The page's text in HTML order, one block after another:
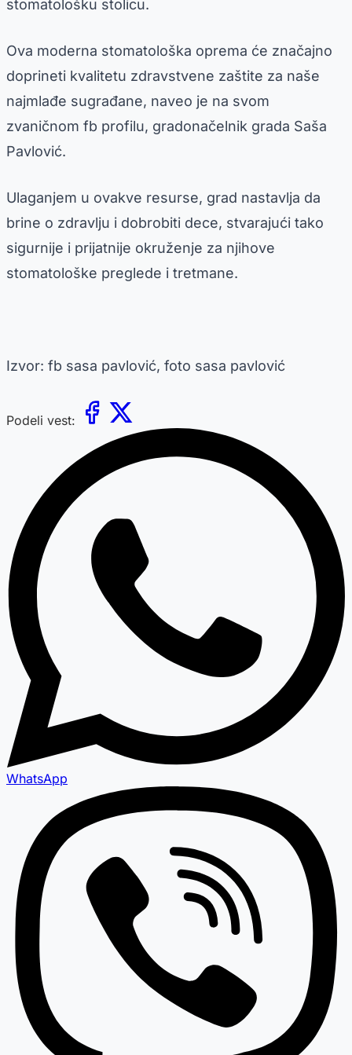
stomatološku stolicu.
Ova moderna stomatološka oprema će značajno
doprineti kvalitetu zdravstvene zaštite za naše
najmlađe sugrađane, naveo je na svom
zvaničnom fb profilu, gradonačelnik grada Saša
Pavlović.
Ulaganjem u ovakve resurse, grad nastavlja da
brine o zdravlju i dobrobiti dece, stvarajući tako
sigurnije i prijatnije okruženje za njihove
stomatološke preglede i tretmane.
Izvor: fb sasa pavlović, foto sasa pavlović
Podeli vest:
WhatsApp